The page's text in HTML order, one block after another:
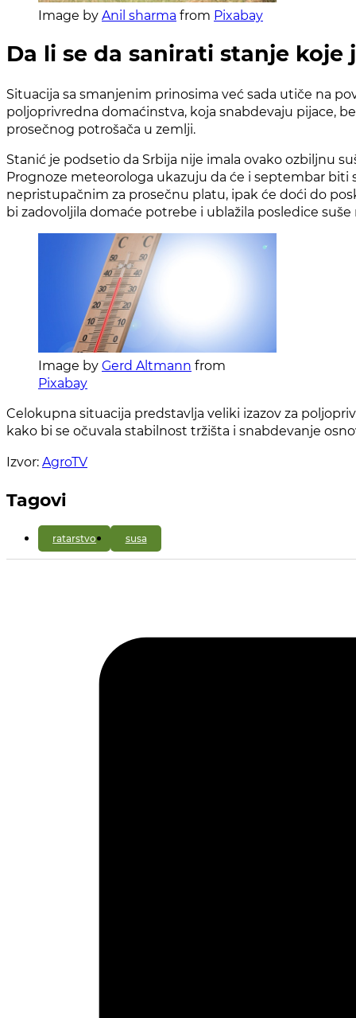
Image by Anil sharma from Pixabay
Da li se da sanirati stanje koje
Situacija sa smanjenim prinosima već sada utiče na
poljoprivredna domaćinstva, koja snabdevaju pijace,
prosečnog potrošača u zemlji.
Stanić je podsetio da Srbija nije imala ovako ozbiljnu
Prognoze meteorologa ukazuju da će i septembar biti
nepristupačnim za prosečnu platu, ipak će doći do
bi zadovoljila domaće potrebe i ublažila posledice suše
Image by Gerd Altmann from
Pixabay
Celokupna situacija predstavlja veliki izazov za
kako bi se očuvala stabilnost tržišta i snabdevanje
Izvor: AgroTV
Tagovi
ratarstvo susa